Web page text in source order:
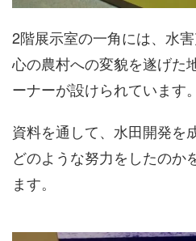
2階展示室の一角には、水
心の農村への変貌を遂げた
ーナーが設けられています。
資料を通して、水田開発を
どのような努力をしたのか
ます。